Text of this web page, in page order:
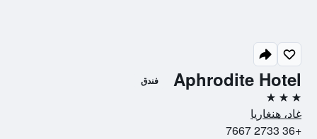
Aphrodite Hotel فندق
3 نجوم
غاد، هنغاريا
+36 2733 7667